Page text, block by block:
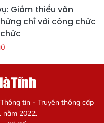
Giảm thiểu văn
chỉ với công chức
tin - Truyền thông cấp
năm 2022.